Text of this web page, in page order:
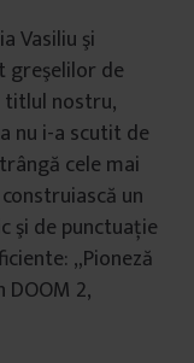
Vasiliu şi
greşelilor de
titlul nostru,
nu i-a scutit de
cele mai
un
de punctuaţie
„Pioneză
DOOM 2,